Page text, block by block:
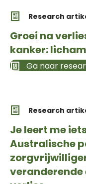
Research
Groei na
kanker:
Ga naar
Research
Je leert me
Australische
veranderende